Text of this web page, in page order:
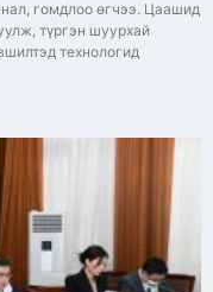
гомдлоо өгчээ. Цаашид
түргэн шуурхай
технологид